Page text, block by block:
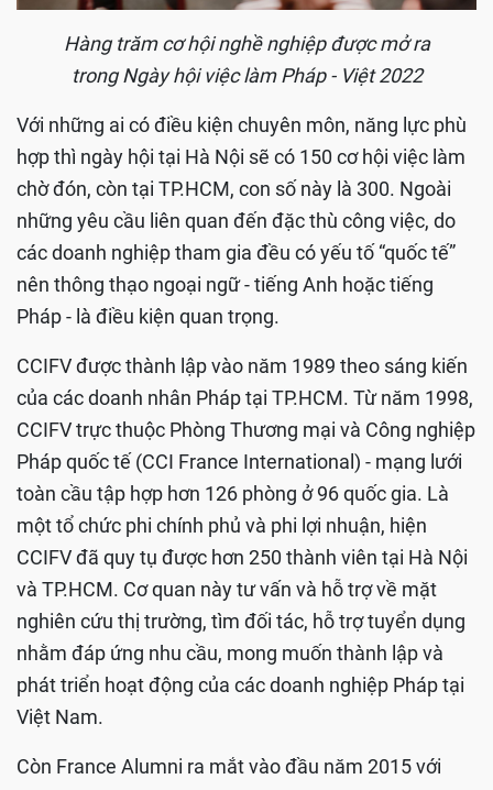
Hàng trăm cơ hội nghề nghiệp được mở ra
trong Ngày hội việc làm Pháp - Việt 2022
Với những ai có điều kiện chuyên môn, năng lực phù
hợp thì ngày hội tại Hà Nội sẽ có 150 cơ hội việc làm
chờ đón, còn tại TP.HCM, con số này là 300. Ngoài
những yêu cầu liên quan đến đặc thù công việc, do
các doanh nghiệp tham gia đều có yếu tố “quốc tế”
nên thông thạo ngoại ngữ - tiếng Anh hoặc tiếng
Pháp - là điều kiện quan trọng.
CCIFV được thành lập vào năm 1989 theo sáng kiến
của các doanh nhân Pháp tại TP.HCM. Từ năm 1998,
CCIFV trực thuộc Phòng Thương mại và Công nghiệp
Pháp quốc tế (CCI France International) - mạng lưới
toàn cầu tập hợp hơn 126 phòng ở 96 quốc gia. Là
một tổ chức phi chính phủ và phi lợi nhuận, hiện
CCIFV đã quy tụ được hơn 250 thành viên tại Hà Nội
và TP.HCM. Cơ quan này tư vấn và hỗ trợ về mặt
nghiên cứu thị trường, tìm đối tác, hỗ trợ tuyển dụng
nhằm đáp ứng nhu cầu, mong muốn thành lập và
phát triển hoạt động của các doanh nghiệp Pháp tại
Việt Nam.
Còn France Alumni ra mắt vào đầu năm 2015 với